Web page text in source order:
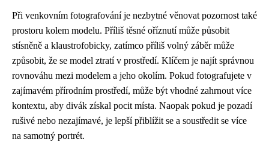
Při venkovním fotografování je nezbytné věnovat pozornost také
prostoru kolem modelu. Příliš těsné oříznutí může působit
stísněně a klaustrofobicky, zatímco příliš volný záběr může
způsobit, že se model ztratí v prostředí. Klíčem je najít správnou
rovnováhu mezi modelem a jeho okolím. Pokud fotografujete v
zajímavém přírodním prostředí, může být vhodné zahrnout více
kontextu, aby divák získal pocit místa. Naopak pokud je pozadí
rušivé nebo nezajímavé, je lepší přiblížit se a soustředit se více
na samotný portrét.